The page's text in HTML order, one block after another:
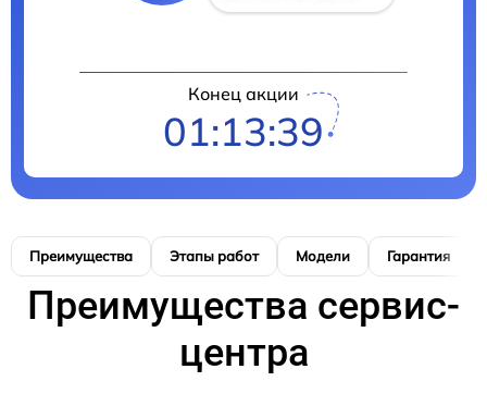
Конец акции
01:13:38
Преимущества Этапы работ Модели Гарантия
Преимущества сервис-
центра